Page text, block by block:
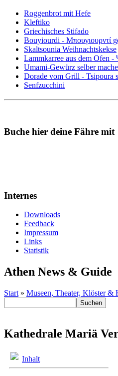
Roggenbrot mit Hefe
Kleftiko
Griechisches Stifado
Bouyiourdi - Μπουγιουρντί
Skaltsounia Weihnachtskekse
Lammkarree aus dem Ofen -
Umami-Gewürz selber
Dorade vom Grill - Tsipoura
Senfzucchini
Buche hier deine Fähre mit
Internes
Downloads
Feedback
Impressum
Links
Statistik
Athen News & Guide
Start » Museen, Theater, Klöster &
Kathedrale Mariä
Inhalt